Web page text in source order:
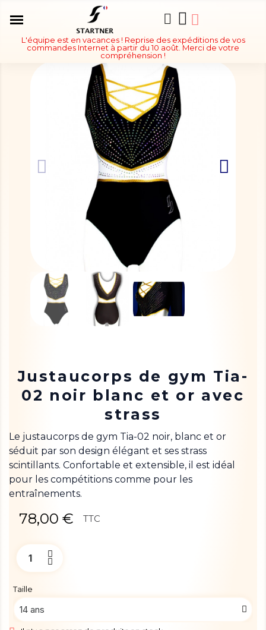
L'équipe est en vacances ! Reprise des expéditions de vos
commandes Internet à partir du 10 août. Merci de votre
compréhension !
Justaucorps de gym Tia-
02 noir blanc et or avec
strass
Le justaucorps de gym Tia-02 noir, blanc et or
séduit par son design élégant et ses strass
scintillants. Confortable et extensible, il est idéal
pour les compétitions comme pour les
entraînements.
78,00 € TTC
Taille